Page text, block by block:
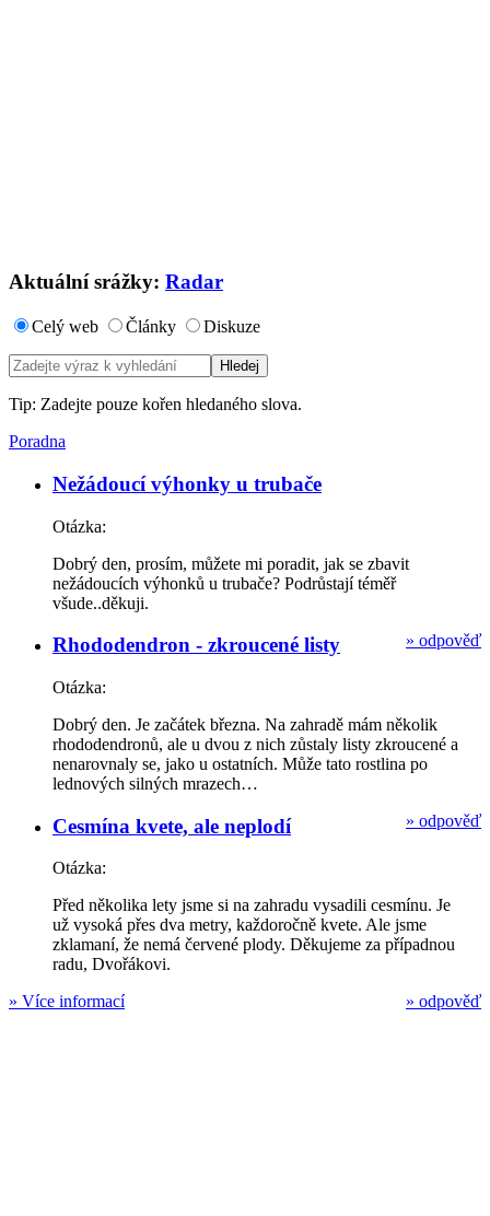
Aktuální srážky: Radar
Celý web Články Diskuze
Tip: Zadejte pouze kořen hledaného slova.
Poradna
Nežádoucí výhonky u trubače
Otázka:
Dobrý den, prosím, můžete mi poradit, jak se zbavit
nežádoucích výhonků u trubače? Podrůstají téměř
všude..děkuji.
» odpověď
Rhododendron - zkroucené listy
Otázka:
Dobrý den. Je začátek března. Na zahradě mám několik
rhododendronů, ale u dvou z nich zůstaly listy zkroucené a
nenarovnaly se, jako u ostatních. Může tato rostlina po
lednových silných mrazech…
» odpověď
Cesmína kvete, ale neplodí
Otázka:
Před několika lety jsme si na zahradu vysadili cesmínu. Je
už vysoká přes dva metry, každoročně kvete. Ale jsme
zklamaní, že nemá červené plody. Děkujeme za případnou
radu, Dvořákovi.
» odpověď
» Více informací